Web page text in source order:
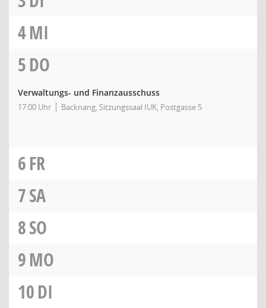
4MI
5DO
Verwaltungs- und Finanzausschuss
17:00 Uhr Backnang, Sitzungssaal IUK, Postgasse 5
6FR
7SA
8SO
9MO
10DI